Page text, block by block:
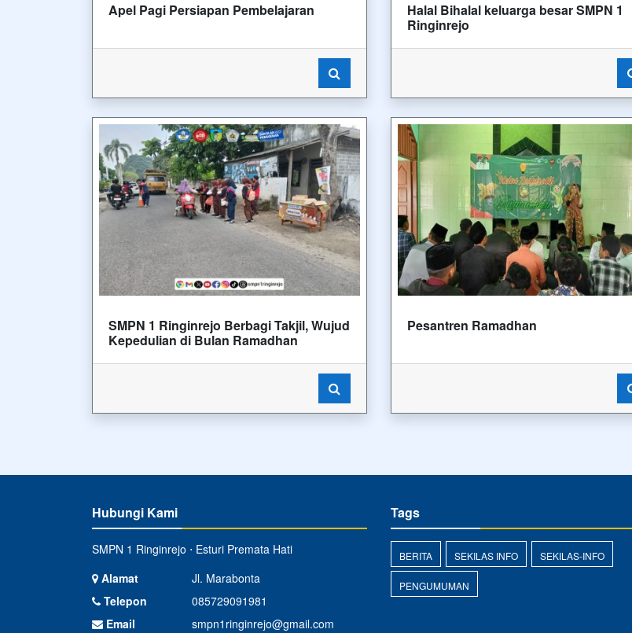
Apel Pagi Persiapan Pembelajaran
Halal Bihalal keluarga besar SMPN 1
Ringinrejo
SMPN 1 Ringinrejo Berbagi Takjil, Wujud
Kepedulian di Bulan Ramadhan
Pesantren Ramadhan
Hubungi Kami
SMPN 1 Ringinrejo ⋅ Esturi Premata Hati
Alamat
Jl. Marabonta
Telepon
085729091981
Email
smpn1ringinrejo@gmail.com
Tags
BERITA SEKILAS INFO SEKILAS-INFO
PENGUMUMAN